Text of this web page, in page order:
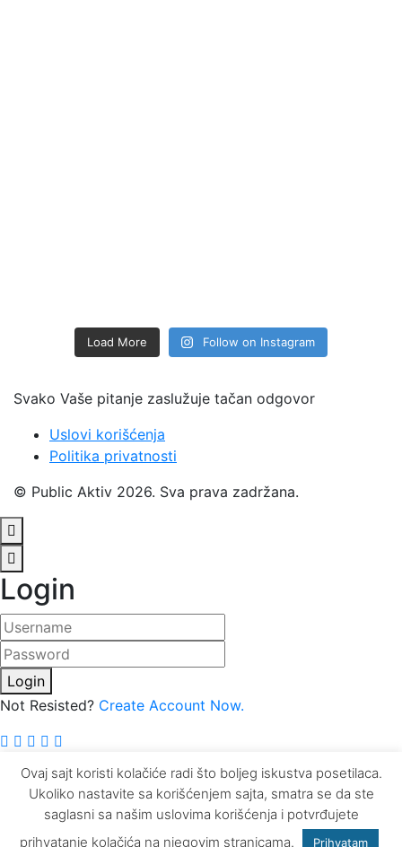
Svako Vaše pitanje zaslužuje tačan odgovor
Uslovi korišćenja
Politika privatnosti
© Public Aktiv 2026. Sva prava zadržana.
Load More Follow on Instagram
Login
Username
Password
Login
Not Resisted? Create Account Now.
© Public Aktiv 2026. Sva prava zadržana.
Ovaj sajt koristi kolačiće radi što boljeg iskustva posetilaca.
Ukoliko nastavite sa korišćenjem sajta, smatra se da ste
saglasni sa našim uslovima korišćenja i potvrđujete
prihvatanje kolačića na njegovim stranicama.
Prihvatam